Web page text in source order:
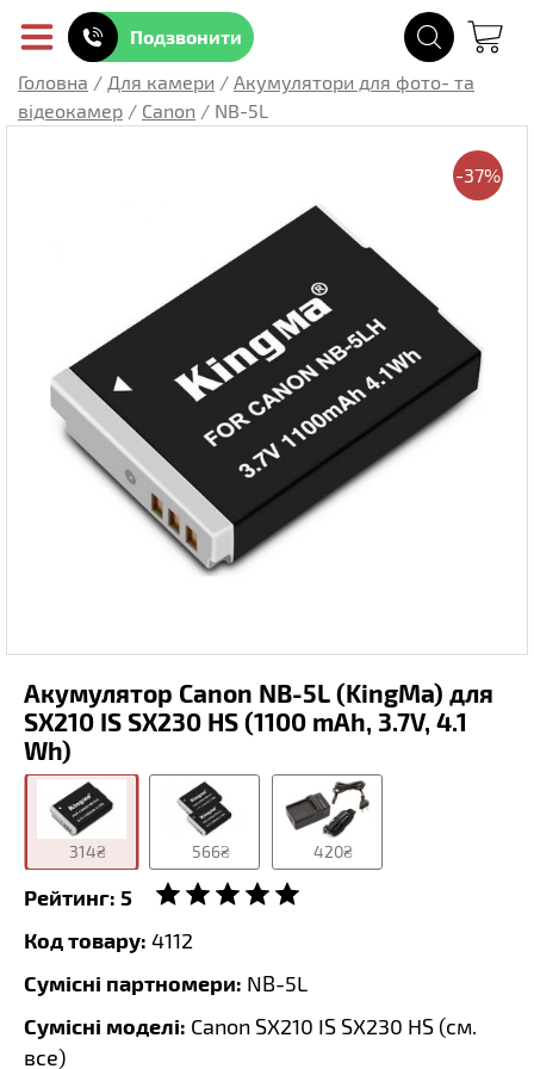
Подзвонити
Головна / Для камери / Акумулятори для фото- та
відеокамер / Canon / NB-5L
-37%
Акумулятор Canon NB-5L (KingMa) для
SX210 IS SX230 HS (1100 mAh, 3.7V, 4.1
Wh)
314₴ 566₴ 420₴
Рейтинг: 5
Код товару: 4112
Сумісні партномери: NB-5L
Сумісні моделі: Canon SX210 IS SX230 HS (см.
все)